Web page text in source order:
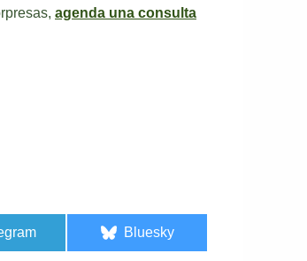
agenda una consulta
Bluesky